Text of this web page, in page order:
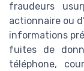
fraudeurs
actionnaire ou
informations
fuites de
téléphone,